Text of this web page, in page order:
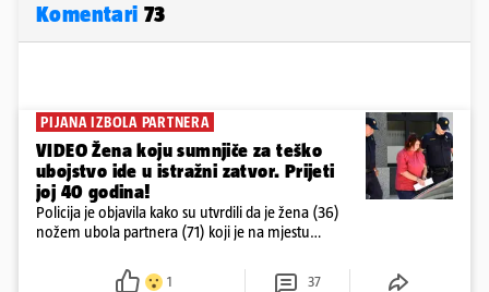
Komentari 73
PIJANA IZBOLA PARTNERA
VIDEO Žena koju sumnjiče za teško
ubojstvo ide u istražni zatvor. Prijeti
joj 40 godina!
Policija je objavila kako su utvrdili da je žena (36)
nožem ubola partnera (71) koji je na mjestu
ispitali i poslali u istražni zatvor
1 37